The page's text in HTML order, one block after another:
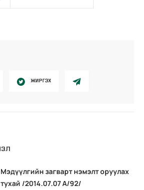
ЖИРГЭХ
Мэдүүлгийн загварт нэмэлт оруулах
тухай /2014.07.07 А/92/